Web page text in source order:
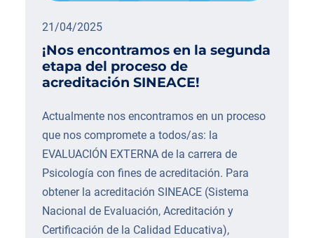
21/04/2025
¡Nos encontramos en la segunda
etapa del proceso de
acreditación SINEACE!
Actualmente nos encontramos en un proceso
que nos compromete a todos/as: la
EVALUACIÓN EXTERNA de la carrera de
Psicología con fines de acreditación. Para
obtener la acreditación SINEACE (Sistema
Nacional de Evaluación, Acreditación y
Certificación de la Calidad Educativa),